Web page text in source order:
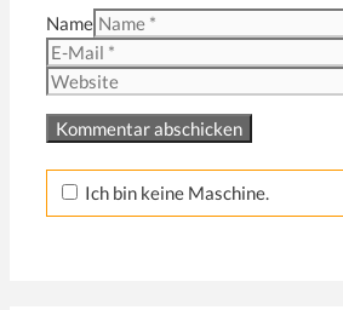
Name
Ich bin keine Maschine.